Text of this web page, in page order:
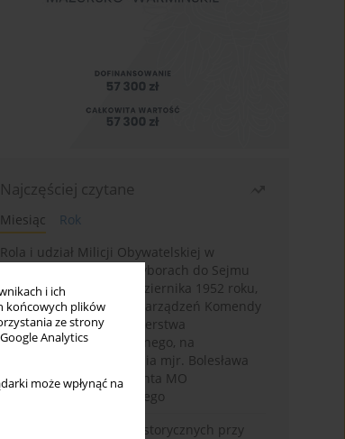
i ich
końcowych plików
ze strony
Analytics
może wpłynąć na
Najczęściej czytane
Miesiąc
Rok
Rola i udział Milicji Obywatelskiej w
kampanii wyborczej i wyborach do Sejmu
PRL I kadencji z 26 października 1952 roku,
w świetle wytycznych i zarządzeń Komendy
Głównej MO oraz Ministerstwa
Bezpieczeństwa Publicznego, na
przykładzie sprawozdania mjr. Bolesława
Wyszyńskiego komendanta MO
województwa olsztyńskiego
Granica w badaniach historycznych przy